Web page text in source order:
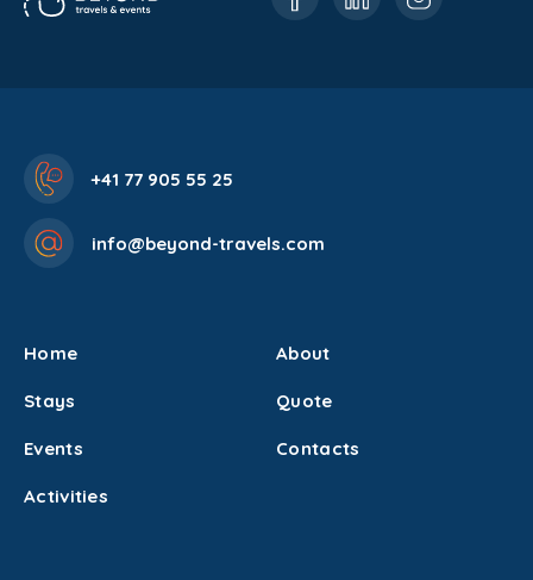
+41 77 905 55 25
info@beyond-travels.com
Home
Stays
Events
Activities
About
Quote
Contacts